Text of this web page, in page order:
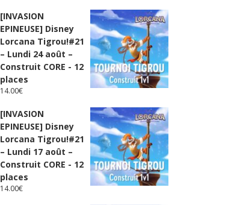
[INVASION
EPINEUSE] Disney
Lorcana Tigrou!#21
– Lundi 24 août –
Construit CORE - 12
places
14.00€
[INVASION
EPINEUSE] Disney
Lorcana Tigrou!#21
– Lundi 17 août –
Construit CORE - 12
places
14.00€